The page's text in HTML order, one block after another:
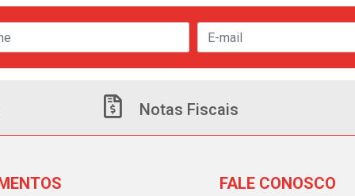
Notas Fiscais
FALE CONOSCO